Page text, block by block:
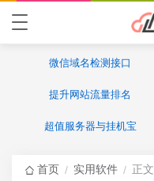
微信域名检测接口
提升网站流量排名
超值服务器与挂机宝
首页 / 实用软件 / 正文